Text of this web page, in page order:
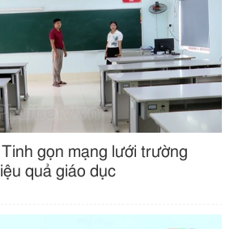
Tinh gọn mạng lưới trường
quả giáo dục